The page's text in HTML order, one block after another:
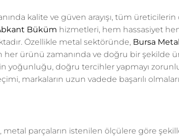
kalite ve güven arayışı, tüm
Büküm hizmetleri, hem hassasiyet
Özellikle metal sektöründe, Bursa
her ürünü zamanında ve doğru bir şekilde
yoğunluğu, doğru tercihler yapmayı
markaların uzun vadede başarılı
, metal parçaların istenilen ölçülere göre